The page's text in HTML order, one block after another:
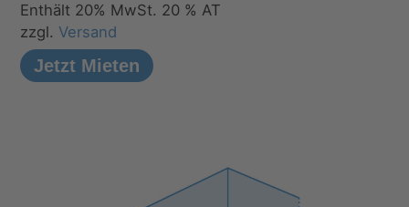
Enthält 20% MwSt. 20 % AT
zzgl.Versand
Jetzt Mieten